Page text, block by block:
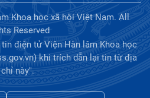
Khoa học xã hội Việt Nam. All
Reserved
điện tử Viện Hàn lâm Khoa học
khi trích dẫn lại tin từ địa
chỉ này".